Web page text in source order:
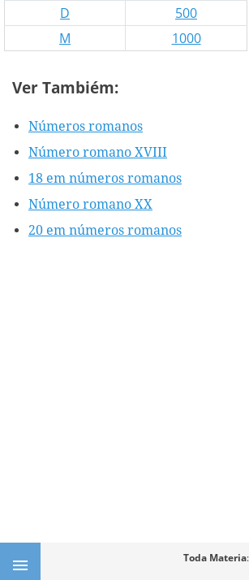
D
500
M
1000
Ver Tambiém:
Números romanos
Número romano XVIII
18 em números romanos
Número romano XX
20 em números romanos
Toda Materia